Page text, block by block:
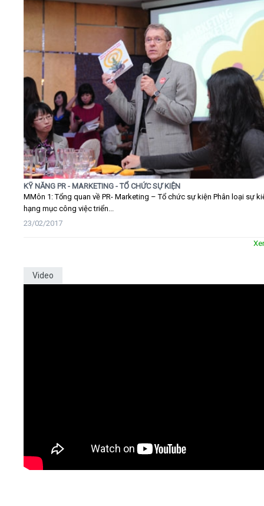
KỸ NĂNG PR - MARKETING - TỔ CHỨC SỰ KIỆN
MMôn 1: Tổng quan về PR- Marketing – Tổ chức sự kiện Phân loại sự
hạng mục công việc triển...
23/02/2017
Video